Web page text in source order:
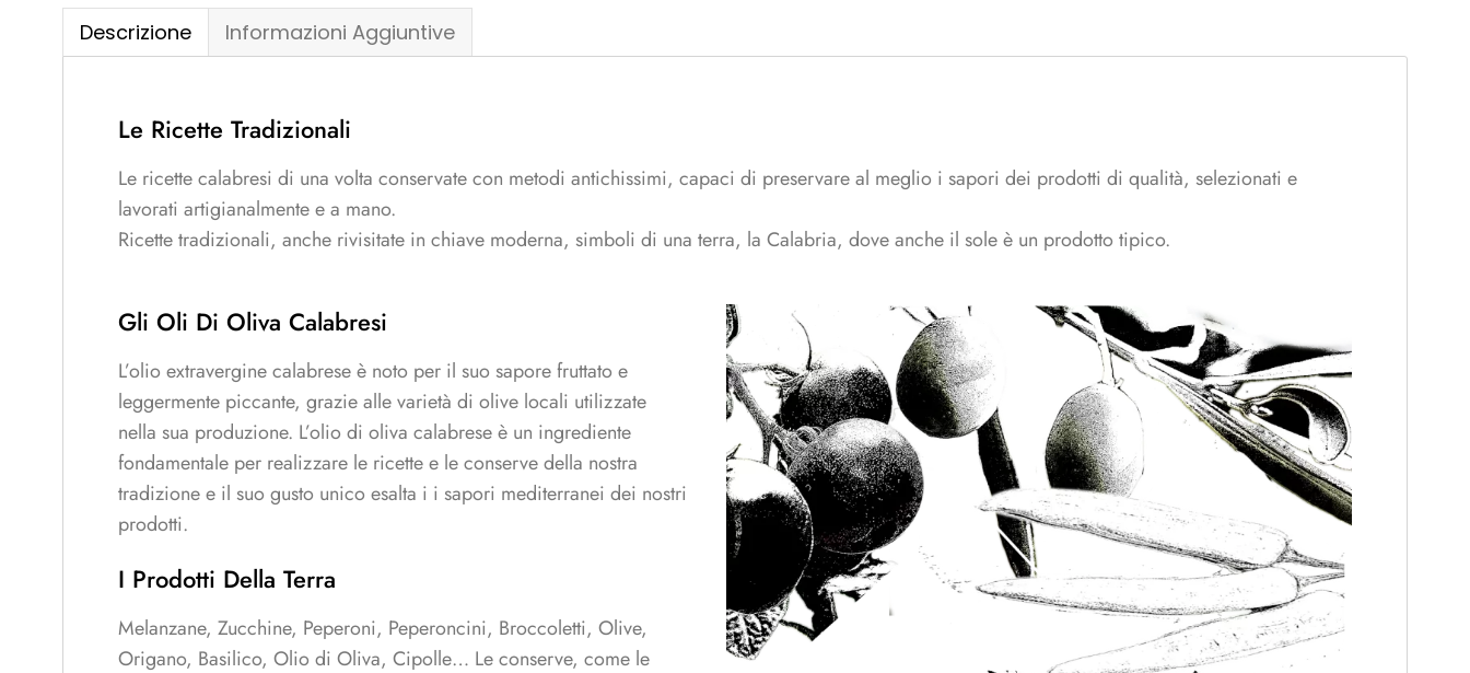
Descrizione Informazioni Aggiuntive
Le Ricette Tradizionali
Le ricette calabresi di una volta conservate con metodi antichissimi, capaci di preservare al meglio i sapori dei prodotti di qualità, selezionati e
lavorati artigianalmente e a mano.
Ricette tradizionali, anche rivisitate in chiave moderna, simboli di una terra, la Calabria, dove anche il sole è un prodotto tipico.
Gli Oli Di Oliva Calabresi
L’olio extravergine calabrese è noto per il suo sapore fruttato e
leggermente piccante, grazie alle varietà di olive locali utilizzate
nella sua produzione. L’olio di oliva calabrese è un ingrediente
fondamentale per realizzare le ricette e le conserve della nostra
tradizione e il suo gusto unico esalta i i sapori mediterranei dei nostri
prodotti.
I Prodotti Della Terra
Melanzane, Zucchine, Peperoni, Peperoncini, Broccoletti, Olive,
Origano, Basilico, Olio di Oliva, Cipolle… Le conserve, come le